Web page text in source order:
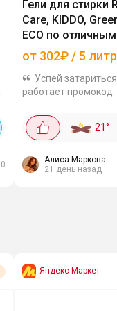
0
Гели для стирки
Care, KIDDO,
ECO по
от 302₽ / 5
Успей
работает промокод:
стирки, работает
сегодня 🧺 Бери
канистры, так
для...
21°
Алиса Маркова
21 день назад
Яндекс Маркет